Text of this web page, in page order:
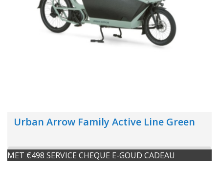
Urban Arrow Family Active Line Green
MET €498 SERVICE CHEQUE E-GOUD CADEAU